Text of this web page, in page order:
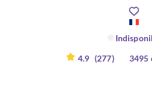
4.9 (277) 3495